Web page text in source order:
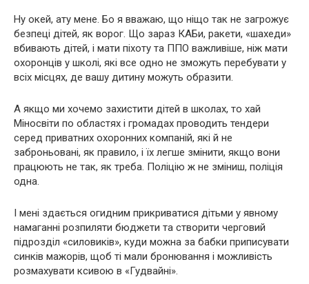
Ну окей, ату мене. Бо я вважаю, що ніщо так не загрожує
безпеці дітей, як ворог. Що зараз КАБи, ракети, «шахеди»
вбивають дітей, і мати піхоту та ППО важливіше, ніж мати
охоронців у школі, які все одно не зможуть перебувати у
всіх місцях, де вашу дитину можуть образити.
А якщо ми хочемо захистити дітей в школах, то хай
Міносвіти по областях і громадах проводить тендери
серед приватних охоронних компаній, які й не
заброньовані, як правило, і їх легше змінити, якщо вони
працюють не так, як треба. Поліцію ж не зміниш, поліція
одна.
І мені здається огидним прикриватися дітьми у явному
намаганні розпиляти бюджети та створити черговий
підрозділ «силовиків», куди можна за бабки приписувати
синків мажорів, щоб ті мали бронювання і можливість
розмахувати ксивою в «Гудвайні».